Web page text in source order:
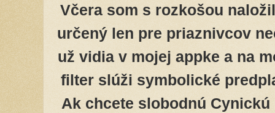
Včera som s rozkošou
určený len pre priaznivcov
už vidia v mojej appke a na
filter slúži symbolické
Ak chcete slobodnú